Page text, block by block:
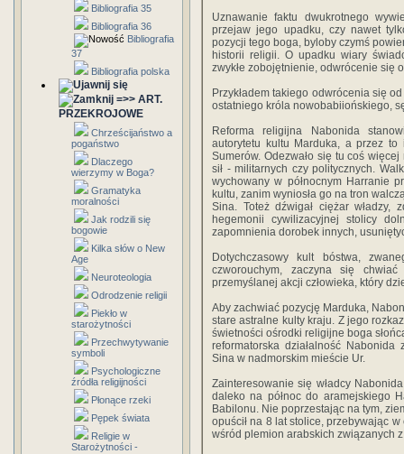
Bibliografia 35
Bibliografia 36
Bibliografia
37
Bibliografia polska
=>> ART.
PRZEKROJOWE
Chrześcijaństwo a
pogaństwo
Dlaczego
wierzymy w Boga?
Gramatyka
moralności
Jak rodzili się
bogowie
Kilka słów o New
Age
Neuroteologia
Odrodzenie religii
Piekło w
starożytności
Przechwytywanie
symboli
Psychologiczne
źródła religijności
Płonące rzeki
Pępek świata
Religie w
Starożytności -
Uznawanie faktu dwukrotnego
przejaw jego upadku, czy nawet
pozycji tego boga, byloby czymś
historii religii. O upadku wiary
zwykłe zobojętnienie, odwrócenie się
Przykładem takiego odwrócenia się
ostatniego króla nowobabiiońskiego,
Reforma religijna Nabonida
autorytetu kultu Marduka, a przez to
Sumerów. Odezwało się tu coś
sił - militarnych czy politycznych.
wychowany w północnym Harranie
kultu, zanim wyniosła go na tron
Sina. Toteż dźwigał ciężar władzy,
hegemonii cywilizacyjnej stolicy
zapomnienia dorobek innych,
Dotychczasowy kult bóstwa,
czworouchym, zaczyna się
przemyślanej akcji człowieka, który
Aby zachwiać pozycję Marduka,
stare astralne kulty kraju. Z jego
świetności ośrodki religijne boga
reformatorska działalność
Sina w nadmorskim mieście Ur.
Zainteresowanie się władcy
daleko na północ do aramejskiego
Babilonu. Nie poprzestając na tym,
opuścił na 8 lat stolice, przebywając
wśród plemion arabskich związanych